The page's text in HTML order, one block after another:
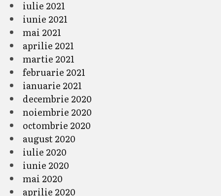
iulie 2021
iunie 2021
mai 2021
aprilie 2021
martie 2021
februarie 2021
ianuarie 2021
decembrie 2020
noiembrie 2020
octombrie 2020
august 2020
iulie 2020
iunie 2020
mai 2020
aprilie 2020